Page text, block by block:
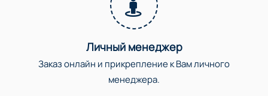
Личный менеджер
Заказ онлайн и прикрепление к Вам личного
менеджера.